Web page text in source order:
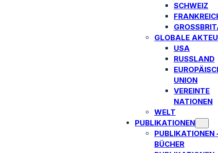
SCHWEIZ
GLOBALE
USA
RUSSLAND
UNION
VEREINTE
NATIONEN
WELT
PUBLIKATIONEN
PUBLIKATIONEN
BÜCHER